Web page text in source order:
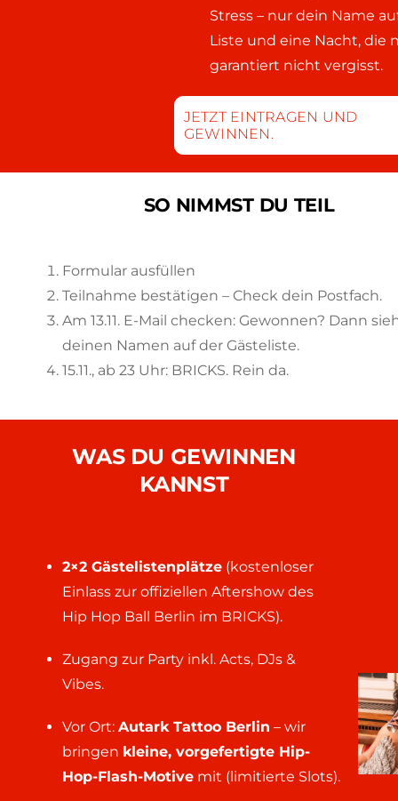
Stress – nur dein Name
Liste und eine Nacht, die
garantiert nicht vergisst.
JETZT EINTRAGEN UND
GEWINNEN.
SO NIMMST DU TEIL
Formular ausfüllen
Teilnahme bestätigen – Check dein Postfach.
Am 13.11. E-Mail checken: Gewonnen? Dann
deinen Namen auf der Gästeliste.
15.11., ab 23 Uhr: BRICKS. Rein da.
WAS DU GEWINNEN
KANNST
2×2 Gästelistenplätze(kostenloser
Einlass zur offiziellen Aftershow des
Hip Hop Ball Berlin im BRICKS).
Zugang zur Party inkl. Acts, DJs &
Vibes.
Vor Ort: Autark Tattoo Berlin – wir
bringen kleine, vorgefertigte Hip-
Hop-Flash-Motivemit (limitierte Slots).